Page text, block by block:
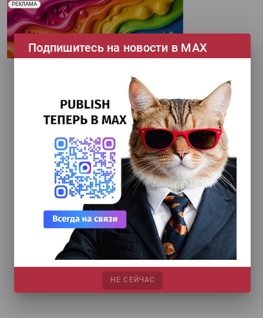
РЕКЛАМА
Реклама. Рекламодатель ООО "Передовые Системы
Печати" erid: 2SDnjd2d4Qz
Подпишитесь на новости в МАХ
НЕ СЕЙЧАС